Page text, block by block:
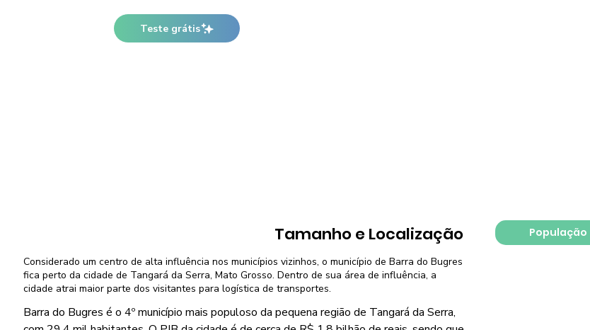
Teste grátis
População
Tamanho e Localização
Considerado um centro de alta influência nos municípios vizinhos, o município de Barra do Bugres
fica perto da cidade de Tangará da Serra, Mato Grosso. Dentro de sua área de influência, a
cidade atrai maior parte dos visitantes para logística de transportes.
Barra do Bugres é o 4º município mais populoso da pequena região de Tangará da Serra,